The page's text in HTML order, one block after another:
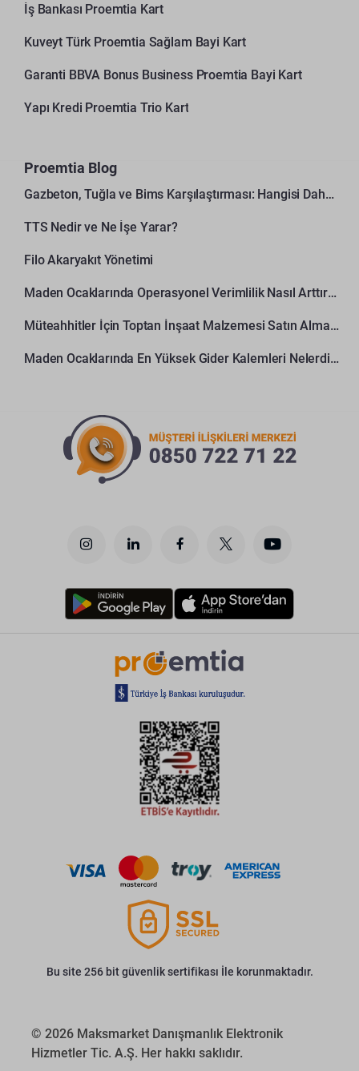
İş Bankası Proemtia Kart
Kuveyt Türk Proemtia Sağlam Bayi Kart
Garanti BBVA Bonus Business Proemtia Bayi Kart
Yapı Kredi Proemtia Trio Kart
Proemtia Blog
Gazbeton, Tuğla ve Bims Karşılaştırması: Hangisi Daha Avantajlı?
TTS Nedir ve Ne İşe Yarar?
Filo Akaryakıt Yönetimi
Maden Ocaklarında Operasyonel Verimlilik Nasıl Arttırılır?
Müteahhitler İçin Toptan İnşaat Malzemesi Satın Alma Rehberi
Maden Ocaklarında En Yüksek Gider Kalemleri Nelerdir?
Bu site 256 bit güvenlik sertifikası İle korunmaktadır.
© 2026 Maksmarket Danışmanlık Elektronik
Hizmetler Tic. A.Ş. Her hakkı saklıdır.